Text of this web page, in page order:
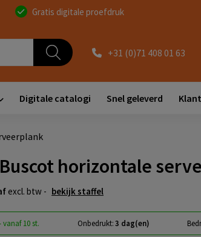
Gratis digitale proefdruk
+31 (0)71 408 01 63
Digitale catalogi Snel geleverd
horizontale
excl. btw - bekijk staffel
vanaf10 st. Onbedrukt:3 dag(en)